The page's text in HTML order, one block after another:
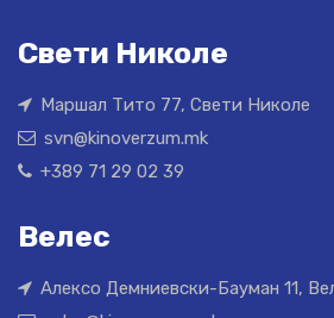
Свети Николе
Маршал Тито 77, Свети Николе
svn@kinoverzum.mk
+389 71 29 02 39
Велес
Алексо Демниевски-Бауман 11,